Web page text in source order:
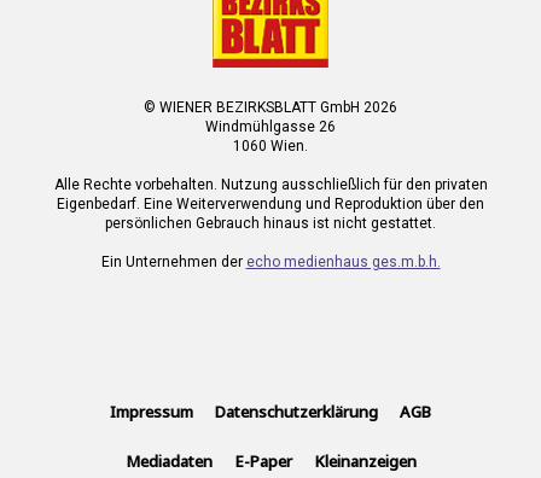
© WIENER BEZIRKSBLATT GmbH 2026
Windmühlgasse 26
1060 Wien.
Alle Rechte vorbehalten. Nutzung ausschließlich für den privaten
Eigenbedarf. Eine Weiterverwendung und Reproduktion über den
persönlichen Gebrauch hinaus ist nicht gestattet.
Ein Unternehmen der echo medienhaus ges.m.b.h.
Impressum Datenschutzerklärung AGB
Mediadaten E-Paper Kleinanzeigen